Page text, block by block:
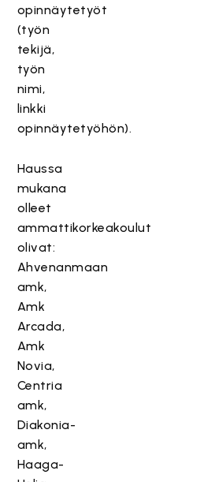
opinnäytetyöt
(työn
tekijä,
työn
nimi,
linkki
opinnäytetyöhön).
Haussa
mukana
olleet
ammattikorkeakoulut
olivat:
Ahvenanmaan
amk,
Amk
Arcada,
Amk
Novia,
Centria
amk,
Diakonia-
amk,
Haaga-